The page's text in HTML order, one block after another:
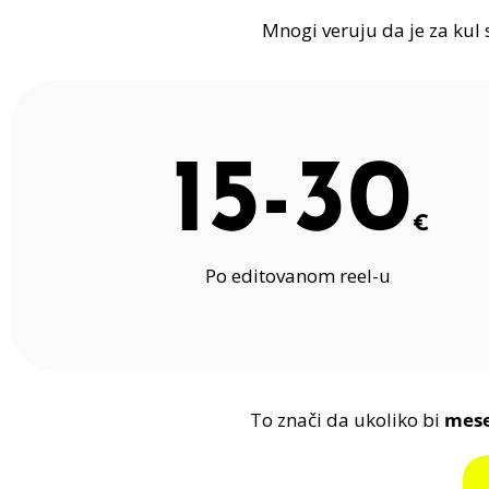
Mnogi veruju da je za
15-30 €
Po editovanom reel-u
To znači da ukoliko bi